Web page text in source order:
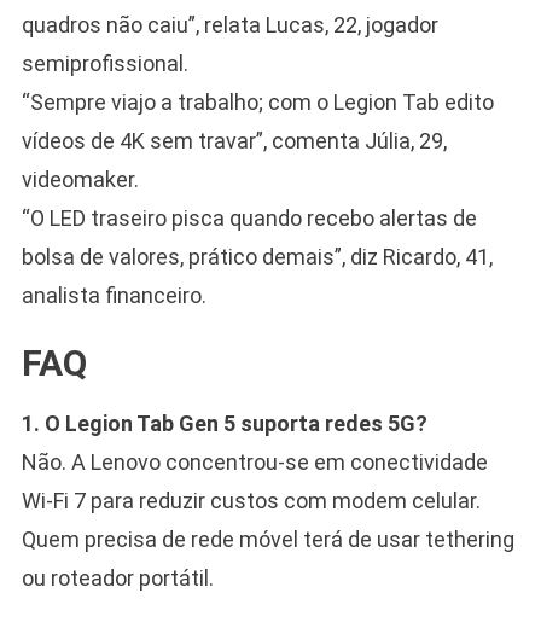
quadros não caiu”, relata Lucas, 22, jogador
semiprofissional.
“Sempre viajo a trabalho; com o Legion Tab edito
vídeos de 4K sem travar”, comenta Júlia, 29,
videomaker.
“O LED traseiro pisca quando recebo alertas de
bolsa de valores, prático demais”, diz Ricardo, 41,
analista financeiro.
FAQ
1. O Legion Tab Gen 5 suporta redes 5G?
Não. A Lenovo concentrou-se em conectividade
Wi-Fi 7 para reduzir custos com modem celular.
Quem precisa de rede móvel terá de usar tethering
ou roteador portátil.